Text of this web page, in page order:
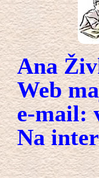
Ana
Web
e-mail:
Na